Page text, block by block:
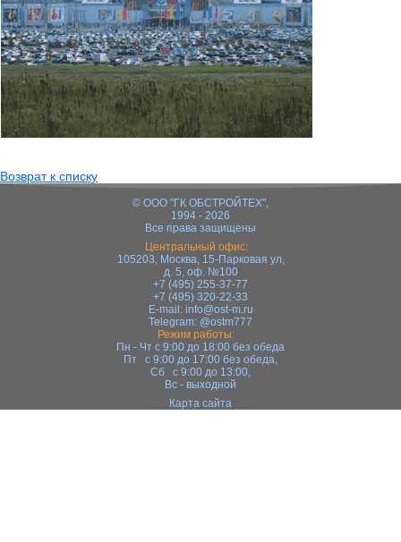
Возврат к списку
© ООО "ГК ОБСТРОЙТЕХ",
1994 - 2026
Все права защищены
Центральный офис:
105203, Москва, 15-Парковая ул,
д. 5, оф. №100
+7 (495) 255-37-77
+7 (495) 320-22-33
E-mail: info@ost-m.ru
Telegram: @ostm777
Режим работы:
Пн - Чт с 9:00 до 18:00 без обеда
Пт с 9:00 до 17:00 без обеда,
Сб с 9:00 до 13:00,
Вс - выходной
Карта сайта